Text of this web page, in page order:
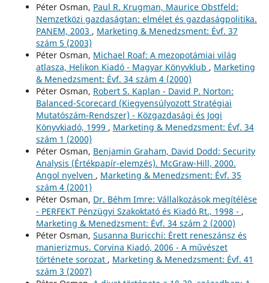
Péter Osman, Paul R. Krugman, Maurice Obstfeld:
Nemzetközi gazdaságtan: elmélet és gazdaságpolitika.
PANEM, 2003 , Marketing & Menedzsment: Évf. 37
szám 5 (2003)
Péter Osman, Michael Roaf: A mezopotámiai világ
atlasza, Helikon Kiadó - Magyar Könyvklub , Marketing
& Menedzsment: Évf. 34 szám 4 (2000)
Péter Osman, Robert S. Kaplan - David P. Norton:
Balanced-Scorecard (Kiegyensúlyozott Stratégiai
Mutatószám-Rendszer) - Közgazdasági és Jogi
Könyvkiadó, 1999 , Marketing & Menedzsment: Évf. 34
szám 1 (2000)
Péter Osman, Benjamin Graham, David Dodd: Security
Analysis (Értékpapír-elemzés). McGraw-Hill, 2000.
Angol nyelven , Marketing & Menedzsment: Évf. 35
szám 4 (2001)
Péter Osman, Dr. Béhm Imre: Vállalkozások megítélése
- PERFEKT Pénzügyi Szakoktató és Kiadó Rt., 1998 - ,
Marketing & Menedzsment: Évf. 34 szám 2 (2000)
Péter Osman, Susanna Buricchi: Érett reneszánsz és
manierizmus. Corvina Kiadó, 2006 - A művészet
története sorozat , Marketing & Menedzsment: Évf. 41
szám 3 (2007)